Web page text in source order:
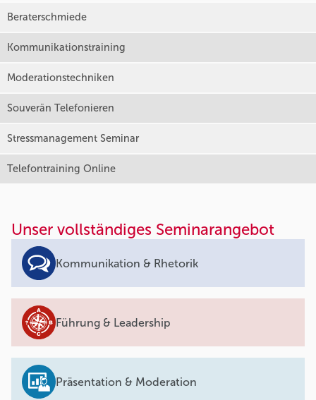
Beraterschmiede
Kommunikationstraining
Moderationstechniken
Souverän Telefonieren
Stressmanagement Seminar
Telefontraining Online
Unser vollständiges Seminarangebot
Kommunikation & Rhetorik
Führung & Leadership
Präsentation & Moderation